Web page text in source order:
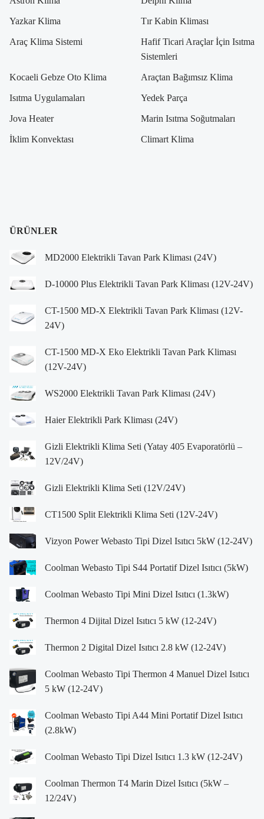
Yazkar Klima Tır Kabin Kliması
Araç Klima Sistemi
Hafif Ticari Araçlar İçin Isıtma
Sistemleri
Kocaeli Gebze Oto Klima Araçtan Bağımsız Klima
Isıtma Uygulamaları Yedek Parça
Jova Heater Marin Isıtma Soğutmaları
İklim Konvektası Climart Klima
ÜRÜNLER
MD2000 Elektrikli Tavan Park Kliması (24V)
D-10000 Plus Elektrikli Tavan Park Kliması (12V-24V)
CT-1500 MD-X Elektrikli Tavan Park Kliması (12V-
24V)
CT-1500 MD-X Eko Elektrikli Tavan Park Kliması
(12V-24V)
WS2000 Elektrikli Tavan Park Kliması (24V)
Haier Elektrikli Park Kliması (24V)
Gizli Elektrikli Klima Seti (Yatay 405 Evaporatörlü –
12V/24V)
Gizli Elektrikli Klima Seti (12V/24V)
CT1500 Split Elektrikli Klima Seti (12V-24V)
Vizyon Power Webasto Tipi Dizel Isıtıcı 5kW (12-24V)
Coolman Webasto Tipi S44 Portatif Dizel Isıtıcı (5kW)
Coolman Webasto Tipi Mini Dizel Isıtıcı (1.3kW)
Thermon 4 Dijital Dizel Isıtıcı 5 kW (12-24V)
Thermon 2 Digital Dizel Isıtıcı 2.8 kW (12-24V)
Coolman Webasto Tipi Thermon 4 Manuel Dizel Isıtıcı
5 kW (12-24V)
Coolman Webasto Tipi A44 Mini Portatif Dizel Isıtıcı
(2.8kW)
Coolman Webasto Tipi Dizel Isıtıcı 1.3 kW (12-24V)
Coolman Thermon T4 Marin Dizel Isıtıcı (5kW –
12/24V)